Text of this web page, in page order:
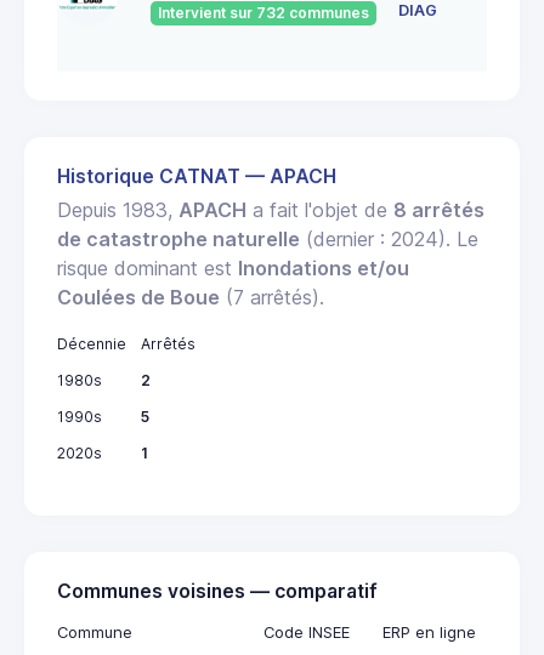
Intervient sur 732 communes
DIAG
Historique CATNAT — APACH
Depuis 1983, APACH a fait l'objet de 8 arrêtés
de catastrophe naturelle (dernier : 2024). Le
risque dominant est Inondations et/ou
Coulées de Boue (7 arrêtés).
Décennie
Arrêtés
1980s
2
1990s
5
2020s
1
Communes voisines — comparatif
Commune Code INSEE ERP en ligne